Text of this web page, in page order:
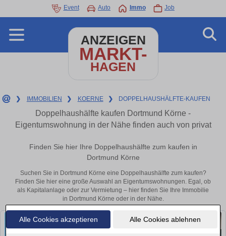
Alle Cookies akzeptieren Alle Cookies ablehnen
Event Auto Immo Job
ANZEIGEN
MARKT-
HAGEN
❯ IMMOBILIEN ❯ KOERNE ❯ DOPPELHAUSHÄLFTE-KAUFEN
Doppelhaushälfte kaufen Dortmund Körne -
Eigentumswohnung in der Nähe finden auch von privat
Finden Sie hier Ihre Doppelhaushälfte zum kaufen in
Dortmund Körne
Suchen Sie in Dortmund Körne eine Doppelhaushälfte zum kaufen?
Finden Sie hier eine große Auswahl an Eigentumswohnungen. Egal, ob
als Kapitalanlage oder zur Vermietung – hier finden Sie Ihre Immobilie
in Dortmund Körne oder in der Nähe.